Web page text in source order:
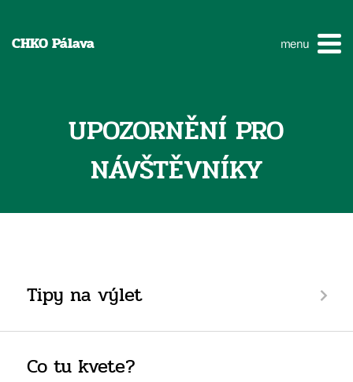
CHKO Pálava menu
UPOZORNĚNÍ PRO
NÁVŠTĚVNÍKY
Tipy na výlet
Co tu kvete?